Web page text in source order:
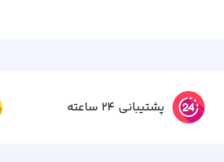
پشتیبانی 24 ساعته